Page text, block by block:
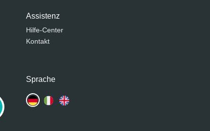
Assistenz
Hilfe-Center
Kontakt
Sprache